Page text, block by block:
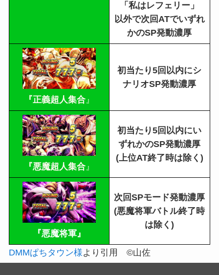
「私はレフェリー」
以外で次回ATでいずれ
かのSP発動濃厚
『正義超人集合』
初当たり5回以内にシ
ナリオSP発動濃厚
『悪魔超人集合』
初当たり5回以内にい
ずれかのSP発動濃厚
(上位AT終了時は除く)
『悪魔将軍』
次回SPモード発動濃厚
(悪魔将軍バトル終了時
は除く)
DMMぱちタウン様より引用 ©山佐